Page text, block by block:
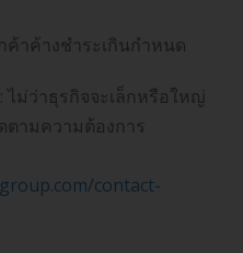
าค้างชำระเกินกำหนด
ม่ว่าธุรกิจจะเล็กหรือใหญ่
ตามความต้องการ
contact-